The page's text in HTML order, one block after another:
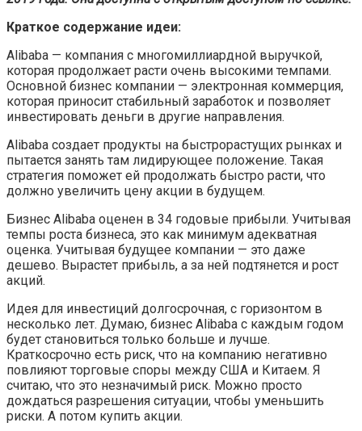
Краткое содержание идеи:
Alibaba — компания с многомиллиардной выручкой,
которая продолжает расти очень высокими темпами.
Основной бизнес компании — электронная коммерция,
которая приносит стабильный заработок и позволяет
инвестировать деньги в другие направления.
Alibaba создает продукты на быстрорастущих рынках и
пытается занять там лидирующее положение. Такая
стратегия поможет ей продолжать быстро расти, что
должно увеличить цену акции в будущем.
Бизнес Alibaba оценен в 34 годовые прибыли. Учитывая
темпы роста бизнеса, это как минимум адекватная
оценка. Учитывая будущее компании — это даже
дешево. Вырастет прибыль, а за ней подтянется и рост
акций.
Идея для инвестиций долгосрочная, с горизонтом в
несколько лет. Думаю, бизнес Alibaba с каждым годом
будет становиться только больше и лучше.
Краткосрочно есть риск, что на компанию негативно
повлияют торговые споры между США и Китаем. Я
считаю, что это незначимый риск. Можно просто
дождаться разрешения ситуации, чтобы уменьшить
риски. А потом купить акции.